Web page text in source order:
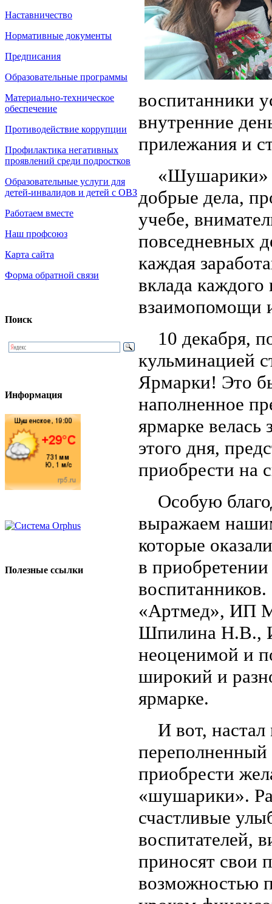
Наставничество
Нормативные документы
Предписания
Образовательные программы
Материально-техническое
обеспечение
Противодействие коррупции
Профилактика негативных
проявлений среди подростков
Образовательные услуги для
детей-инвалидов и детей с ОВЗ
Работаем вместе
Наш профсоюз
Карта сайта
Форма обратной связи
Поиск
Информация
Полезные ссылки
воспитанники
внутренние
прилежания и
«Шушарики»
добрые дела,
учебе,
повседневных
каждая
вклада
взаимопомощи
10 декабря,
кульминацией
Ярмарки! Это
наполненное
ярмарке велась
этого дня,
приобрести на
Особую
выражаем
которые
в
«Артмед», ИП
Шпилина Н.В.,
неоценимой и
широкий и
ярмарке.
И вот,
переполненный
приобрести
«шушарики».
счастливые
воспитателей,
приносят свои
возможностью